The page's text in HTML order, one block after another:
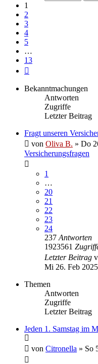
1
2
3
4
5
…
13
Bekanntmachungen
Antworten
Zugriffe
Letzter Beitrag
Fragt unseren
von Oliva B. » Do
Versicherungsfragen
1
…
20
21
22
23
24
237 Antworten
1923561
Letzter Beitrag
Mi 26. Feb
Themen
Antworten
Zugriffe
Letzter Beitrag
Jeden 1. Samstag im
von Citronella » So